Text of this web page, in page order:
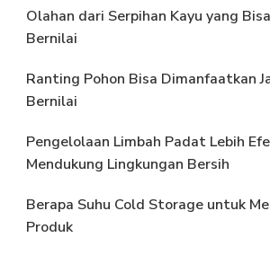
Olahan dari Serpihan Kayu yang
Bernilai
Ranting Pohon Bisa Dimanfaatkan
Bernilai
Pengelolaan Limbah Padat Lebih
Mendukung Lingkungan Bersih
Berapa Suhu Cold Storage untuk
Produk